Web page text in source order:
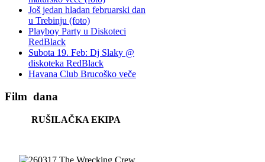
Još jedan hladan februarski dan
u Trebinju (foto)
Playboy Party u Diskoteci
RedBlack
Subota 19. Feb: Dj Slaky @
diskoteka RedBlack
Havana Club Brucoško veče
Film dana
RUŠILAČKA EKIPA